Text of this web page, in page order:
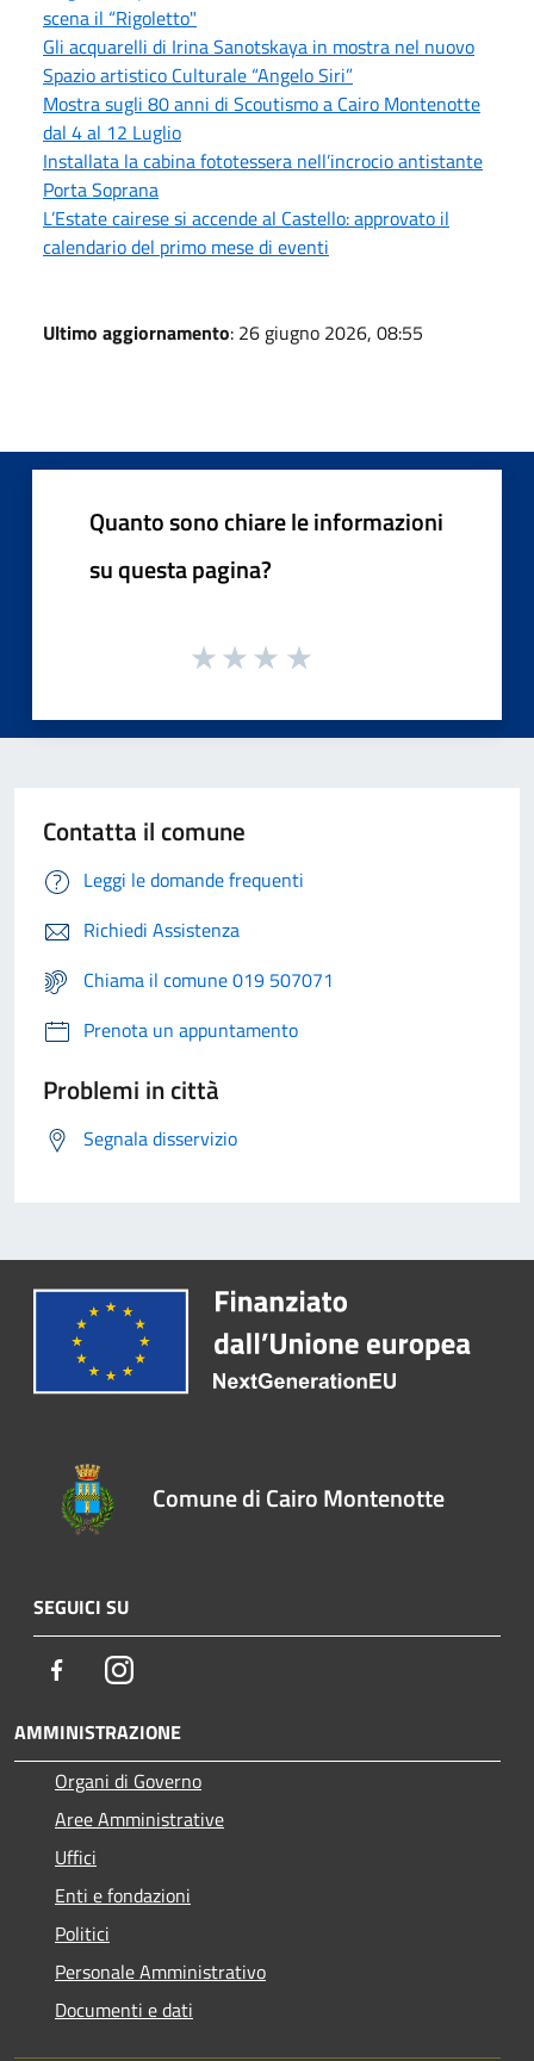
scena il “Rigoletto"
Gli acquarelli di Irina Sanotskaya in mostra nel nuovo
Spazio artistico Culturale “Angelo Siri”
Mostra sugli 80 anni di Scoutismo a Cairo Montenotte
dal 4 al 12 Luglio
Installata la cabina fototessera nell’incrocio antistante
Porta Soprana
L’Estate cairese si accende al Castello: approvato il
calendario del primo mese di eventi
Ultimo aggiornamento: 26 giugno 2026, 08:55
Quanto sono chiare le informazioni
su questa pagina?
Contatta il comune
Leggi le domande frequenti
Richiedi Assistenza
Chiama il comune 019 507071
Prenota un appuntamento
Problemi in città
Segnala disservizio
Comune di Cairo Montenotte
SEGUICI SU
FacebookInstagram
AMMINISTRAZIONE
Organi di Governo
Aree Amministrative
Uffici
Enti e fondazioni
Politici
Personale Amministrativo
Documenti e dati